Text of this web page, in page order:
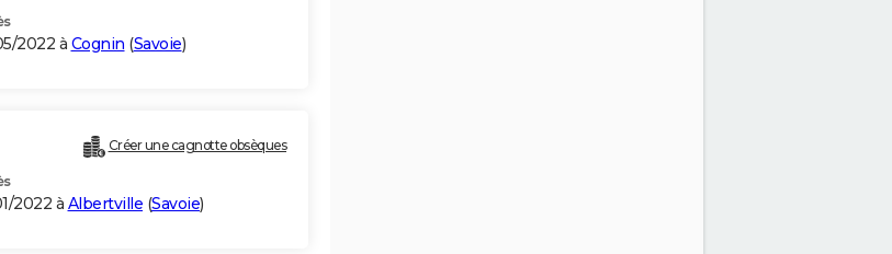
2022 à Cognin (Savoie)
Créer une cagnotte obsèques
2022 à Albertville (Savoie)